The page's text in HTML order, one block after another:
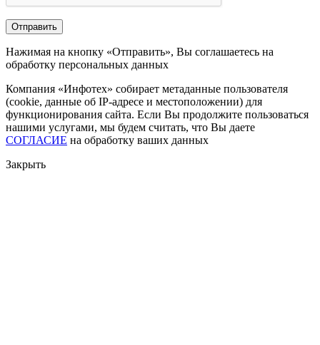
Нажимая на кнопку «Отправить», Вы соглашаетесь на
обработку персональных данных
Компания «Инфотех» собирает метаданные пользователя
(cookie, данные об IP-адресе и местоположении) для
функционирования сайта. Если Вы продолжите пользоваться
нашими услугами, мы будем считать, что Вы даете
СОГЛАСИЕ на обработку ваших данных
Закрыть